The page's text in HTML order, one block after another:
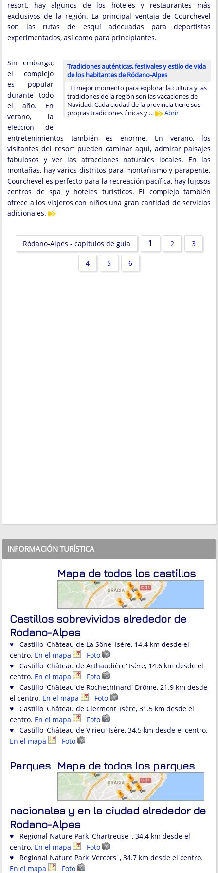
resort, hay algunos de los hoteles y restaurantes más
exclusivos de la región. La principal ventaja de Courchevel
son las rutas de esquí adecuadas para deportistas
experimentados, así como para principiantes.
Tradiciones auténticas, festivales y estilo de vida
de los habitantes de Ródano-Alpes
El mejor momento para explorar la cultura y las
tradiciones de la región son las vacaciones de
Navidad. Cada ciudad de la provincia tiene sus
propias tradiciones únicas y …
Abrir
Sin embargo,
el complejo
es popular
durante todo
el año. En
verano, la
elección de
entretenimientos también es enorme. En verano, los
visitantes del resort pueden caminar aquí, admirar paisajes
fabulosos y ver las atracciones naturales locales. En las
montañas, hay varios distritos para montañismo y parapente.
Courchevel es perfecto para la recreación pacífica, hay lujosos
centros de spa y hoteles turísticos. El complejo también
ofrece a los viajeros con niños una gran cantidad de servicios
adicionales.
Ródano-Alpes - capítulos de guia 1 2 3
4 5 6
INFORMACIÓN TURÍSTICA
Mapa de todos los castillos
Castillos sobrevividos alrededor de
Ródano-Alpes
♥ Castillo 'Château de La Sône' Isère, 14.4 km desde el
centro. En el mapa
Foto
♥ Castillo 'Château de Arthaudière' Isère, 14.6 km desde el
centro. En el mapa
Foto
♥ Castillo 'Château de Rochechinard' Drôme, 21.9 km desde
el centro. En el mapa
Foto
♥ Castillo 'Château de Clermont' Isère, 31.5 km desde el
centro. En el mapa
Foto
♥ Castillo 'Château de Virieu' Isère, 34.5 km desde el centro.
En el mapa
Foto
Mapa de todos los parques
Parques
nacionales y en la ciudad alrededor de
Ródano-Alpes
♥ Regional Nature Park 'Chartreuse' , 34.4 km desde el
centro. En el mapa
Foto
♥ Regional Nature Park 'Vercors' , 34.7 km desde el centro.
En el mapa
Foto